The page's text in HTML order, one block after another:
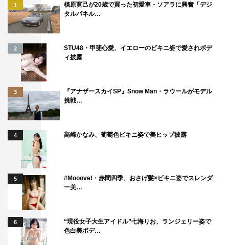
1
槙原寛己が20歳で買った初愛車・ソアラに興奮「デジ
タルパネル…
2
STU48・甲斐心愛、イエローのビキニ姿で愛されボデ
ィ披露
3
『アナザースカイSP』Snow Man・ラウールがモデル
挑戦…
4 高崎かなみ、葡萄色ビキニ姿で美ヒップ披露
5
#Mooove!・赤間四季、おさげ髪×ビキニ姿でスレンダ
ー美…
6
“現役女子大生アイドル”七海りお、ランジェリー姿で
色白美ボデ…